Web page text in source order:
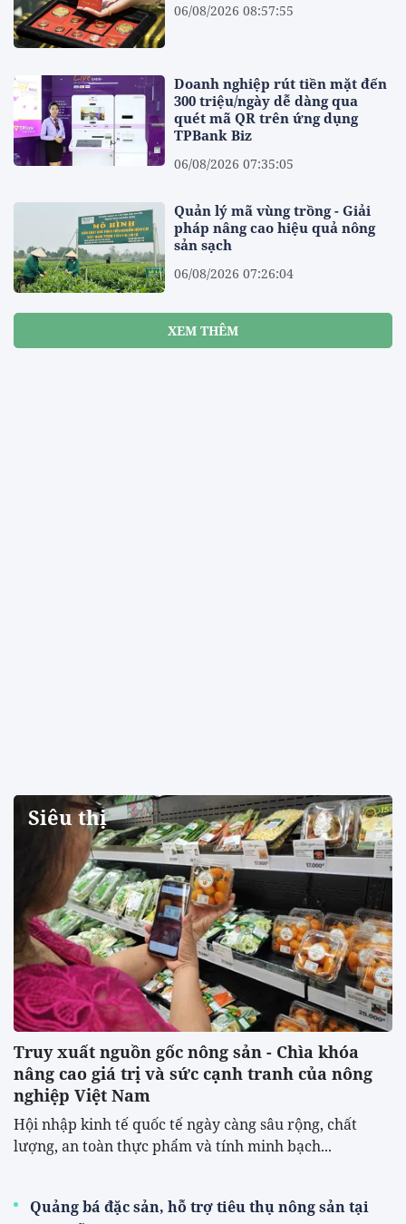
06/08/2026 08:57:55
Doanh nghiệp rút tiền mặt đến
300 triệu/ngày dễ dàng qua
quét mã QR trên ứng dụng
TPBank Biz
06/08/2026 07:35:05
Quản lý mã vùng trồng - Giải
pháp nâng cao hiệu quả nông
sản sạch
06/08/2026 07:26:04
XEM THÊM
Siêu thị
Truy xuất nguồn gốc nông sản - Chìa khóa
nâng cao giá trị và sức cạnh tranh của nông
nghiệp Việt Nam
Hội nhập kinh tế quốc tế ngày càng sâu rộng, chất
lượng, an toàn thực phẩm và tính minh bạch...
Quảng bá đặc sản, hỗ trợ tiêu thụ nông sản tại